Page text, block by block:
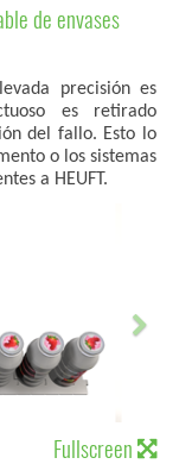
de envases
precisión es
es retirado
del fallo. Esto lo
o los sistemas
a HEUFT.
Fullscreen